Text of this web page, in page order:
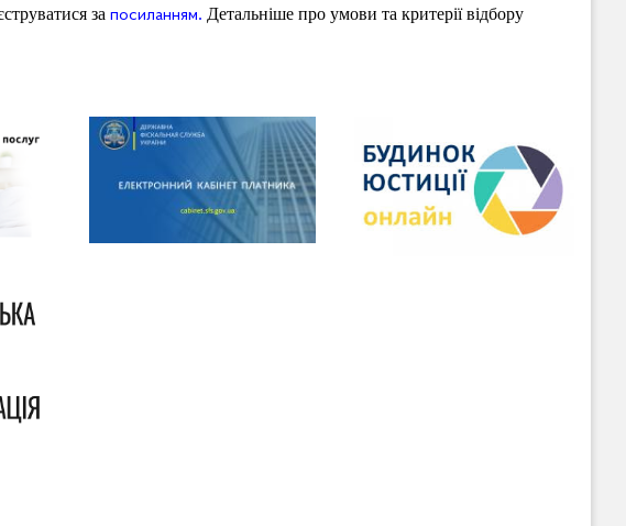
запосиланням. Детальніше про умови та критерії відбору